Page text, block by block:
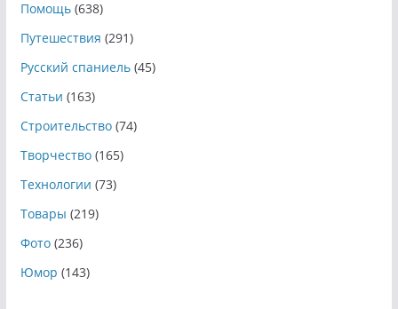
Помощь(638)
Путешествия (291)
Русский спаниель(45)
Статьи (163)
Строительство(74)
Творчество(165)
Технологии (73)
Товары (219)
Фото(236)
Юмор (143)